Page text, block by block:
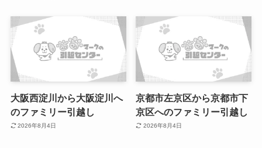
大阪西淀川から大阪淀川へ
のファミリー引越し
2026年8月4日
京都市左京区から京都市下
京区へのファミリー引越し
2026年8月4日